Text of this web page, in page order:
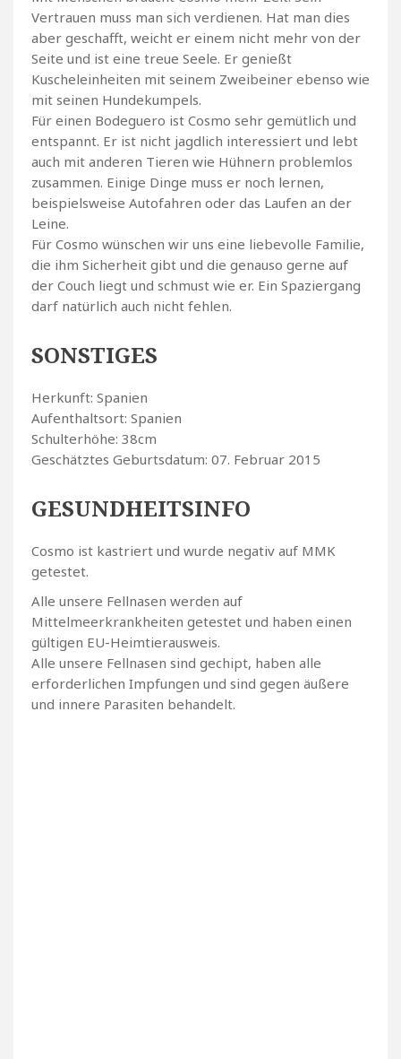
Vertrauen muss man sich verdienen. Hat man dies
aber geschafft, weicht er einem nicht mehr von der
Seite und ist eine treue Seele. Er genießt
Kuscheleinheiten mit seinem Zweibeiner ebenso wie
mit seinen Hundekumpels.
Für einen Bodeguero ist Cosmo sehr gemütlich und
entspannt. Er ist nicht jagdlich interessiert und lebt
auch mit anderen Tieren wie Hühnern problemlos
zusammen. Einige Dinge muss er noch lernen,
beispielsweise Autofahren oder das Laufen an der
Leine.
Für Cosmo wünschen wir uns eine liebevolle Familie,
die ihm Sicherheit gibt und die genauso gerne auf
der Couch liegt und schmust wie er. Ein Spaziergang
darf natürlich auch nicht fehlen.
SONSTIGES
Herkunft: Spanien
Aufenthaltsort: Spanien
Schulterhöhe: 38cm
Geschätztes Geburtsdatum: 07. Februar 2015
GESUNDHEITSINFO
Cosmo ist kastriert und wurde negativ auf MMK
getestet.
Alle unsere Fellnasen werden auf
Mittelmeerkrankheiten getestet und haben einen
gültigen EU-Heimtierausweis.
Alle unsere Fellnasen sind gechipt, haben alle
erforderlichen Impfungen und sind gegen äußere
und innere Parasiten behandelt.